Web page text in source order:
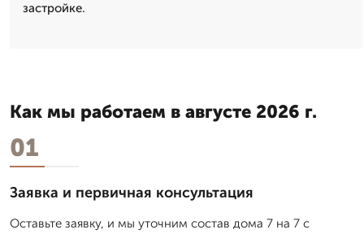
застройке.
Как мы работаем в августе 2026 г.
01
Заявка и первичная консультация
Оставьте заявку, и мы уточним состав дома 7 на 7 с